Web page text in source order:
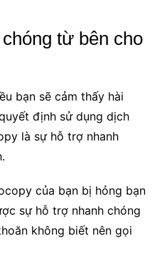
từ bên cho
bạn sẽ cảm thấy hài
định sử dụng dịch
là sự hỗ trợ nhanh
của bạn bị hỏng bạn
sự hỗ trợ nhanh chóng
không biết nên gọi